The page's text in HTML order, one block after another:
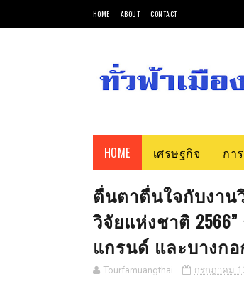
HOME ABOUT CONTACT
HOME เศรษฐกิจ กา
ตื่นตาตื่นใจกับงาน
วิจัยแห่งชาติ
แกรนด์ และบางกอ
Tourfamuangthai กรกฎาคม